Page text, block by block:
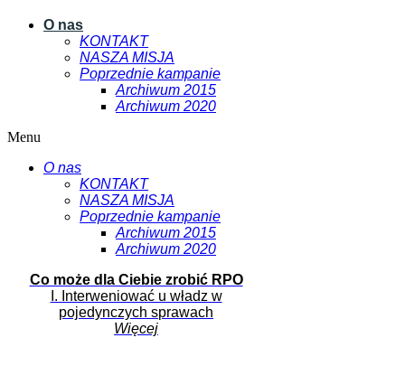
O nas
KONTAKT
NASZA MISJA
Poprzednie kampanie
Archiwum 2015
Archiwum 2020
Menu
O nas
KONTAKT
NASZA MISJA
Poprzednie kampanie
Archiwum 2015
Archiwum 2020
Co może dla Ciebie zrobić RPO
I. Interweniować u władz w
pojedynczych sprawach
Więcej